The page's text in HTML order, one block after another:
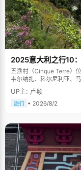
2025意大利之行10
五渔村（Cinque Terre）
韦尔纳扎、科尔尼利亚、
山傍海，房屋色彩斑斓，
UP主: 卢颖
旅行 • 2026/8/2